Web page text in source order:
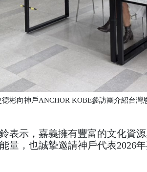
彬向神戶ANCHOR KOBE參訪團介紹台灣
表示，嘉義擁有豐富的文化資
量，也誠摯邀請神戶代表2026